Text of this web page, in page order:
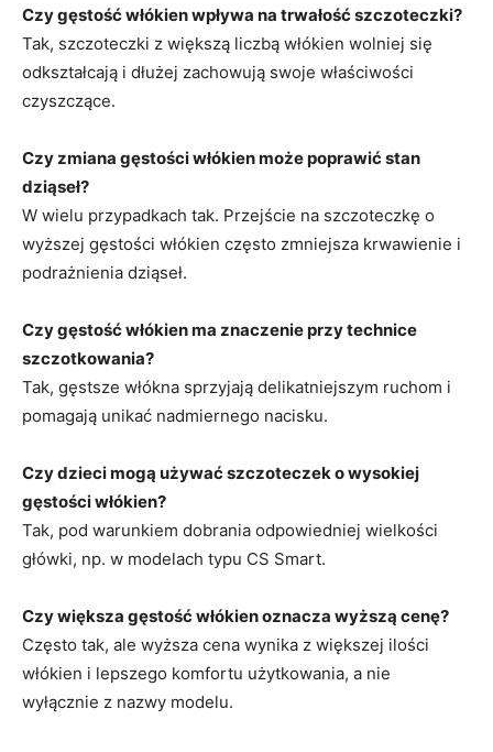
Czy gęstość włókien wpływa na trwałość szczoteczki?
Tak, szczoteczki z większą liczbą włókien wolniej się
odkształcają i dłużej zachowują swoje właściwości
czyszczące.
Czy zmiana gęstości włókien może poprawić stan
dziąseł?
W wielu przypadkach tak. Przejście na szczoteczkę o
wyższej gęstości włókien często zmniejsza krwawienie i
podrażnienia dziąseł.
Czy gęstość włókien ma znaczenie przy technice
szczotkowania?
Tak, gęstsze włókna sprzyjają delikatniejszym ruchom i
pomagają unikać nadmiernego nacisku.
Czy dzieci mogą używać szczoteczek o wysokiej
gęstości włókien?
Tak, pod warunkiem dobrania odpowiedniej wielkości
główki, np. w modelach typu CS Smart.
Czy większa gęstość włókien oznacza wyższą cenę?
Często tak, ale wyższa cena wynika z większej ilości
włókien i lepszego komfortu użytkowania, a nie
wyłącznie z nazwy modelu.